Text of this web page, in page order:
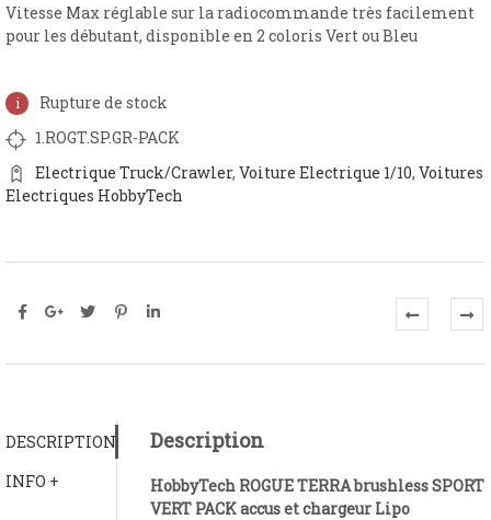
Vitesse Max réglable sur la radiocommande très facilement
pour les débutant, disponible en 2 coloris Vert ou Bleu
Rupture de stock
1.ROGT.SP.GR-PACK
Electrique Truck/Crawler, Voiture Electrique 1/10, Voitures
Electriques HobbyTech
DESCRIPTION
INFO +
Description
HobbyTech ROGUE TERRA brushless SPORT
VERT PACK accus et chargeur Lipo